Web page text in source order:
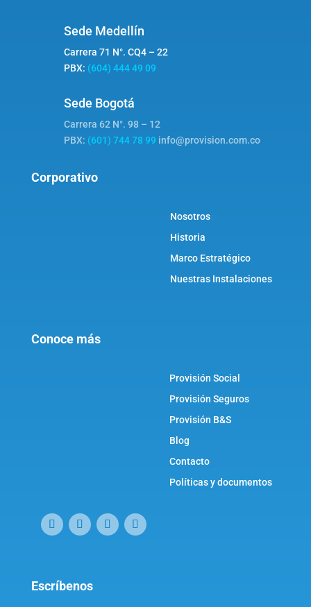
Sede Medellín
Carrera 71 N°. CQ4 – 22
PBX: (604) 444 49 09
Sede Bogotá
Carrera 62 N°. 98 – 12
PBX: (601) 744 78 99 info@provision.com.co
Corporativo
Nosotros
Historia
Marco Estratégico
Nuestras Instalaciones
Conoce más
Provisión Social
Provisión Seguros
Provisión B&S
Blog
Contacto
Políticas y documentos
Escríbenos